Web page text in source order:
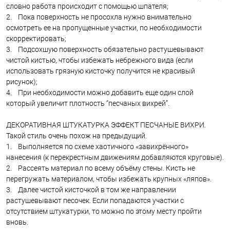
словно работа происходит с помощью шпателя;
2. Пока поверхность не просохла нужно внимательно
осмотреть ее на пропущенные участки, по необходимости
скорректировать;
3. Подсохшую поверхность обязательно растушевывают
чистой кистью, чтобы избежать небрежного вида (если
использовать грязную кисточку получится не красивый
рисунок);
4. При необходимости можно добавить еще один слой
который увеличит плотность “песчаных вихрей”.
ДЕКОРАТИВНАЯ ШТУКАТУРКА ЭФФЕКТ ПЕСЧАНЫЕ ВИХРИ.
Такой стиль очень похож на предыдущий.
1. Выполняется по схеме хаотичного «завихрённого»
нанесения (к перекрестным движениям добавляются круговые).
2. Рассеять материал по всему объёму стены. Кисть не
перегружать материалом, чтобы избежать крупных «ляпов».
3. Далее чистой кисточкой в том же направлении
растушевывают песочек. Если попадаются участки с
отсутствием штукатурки, то можно по этому месту пройти
вновь.